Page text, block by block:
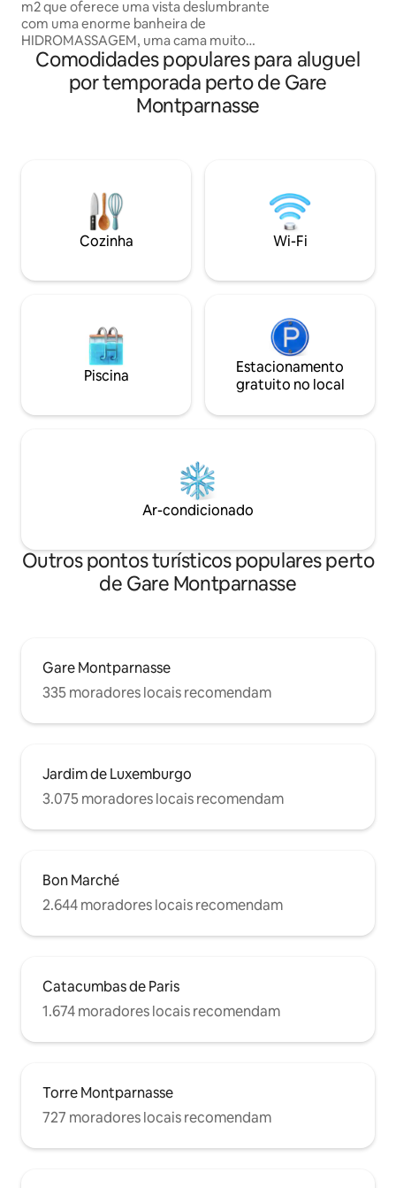
m2 que oferece uma vista deslumbrante
com uma enorme banheira de
HIDROMASSAGEM, uma cama muito
grande, bem como um chuveiro italiano.
Localizado em uma área tranquila e
segura a 10 minutos da famosa Avenue
des Champs Elysées (centro de Paris).
forma de coração na cama (um sinal de
Feliz Aniversário pode ser adicionado) e
por 175€ vem com uma boa garrafa de
champanhe e morangos! 🌹🥂🍓
Comodidades populares para aluguel
por temporada perto de Gare
Montparnasse
Cozinha Wi-Fi
Piscina
Estacionamento
gratuito no local
Ar-condicionado
Outros pontos turísticos populares perto
de Gare Montparnasse
Gare Montparnasse
335 moradores locais recomendam
Jardim de Luxemburgo
3.075 moradores locais recomendam
Bon Marché
2.644 moradores locais recomendam
Catacumbas de Paris
1.674 moradores locais recomendam
Torre Montparnasse
727 moradores locais recomendam